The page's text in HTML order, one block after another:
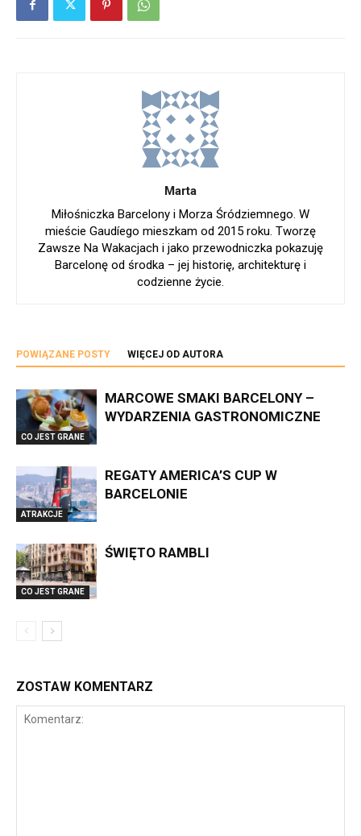
Marta
Miłośniczka Barcelony i Morza Śródziemnego. W
mieście Gaudíego mieszkam od 2015 roku. Tworzę
Zawsze Na Wakacjach i jako przewodniczka pokazuję
Barcelonę od środka – jej historię, architekturę i
codzienne życie.
POWIĄZANE POSTY WIĘCEJ OD AUTORA
CO JEST GRANE
MARCOWE SMAKI BARCELONY –
WYDARZENIA GASTRONOMICZNE
ATRAKCJE
REGATY AMERICA’S CUP W
BARCELONIE
CO JEST GRANE
ŚWIĘTO RAMBLI
ZOSTAW KOMENTARZ